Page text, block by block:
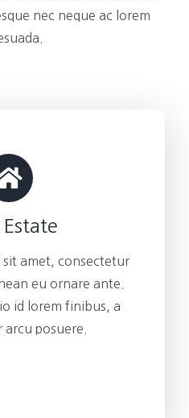
nec neque ac lorem
Estate
sit amet, consectetur
eu ornare ante.
id lorem finibus, a
posuere.